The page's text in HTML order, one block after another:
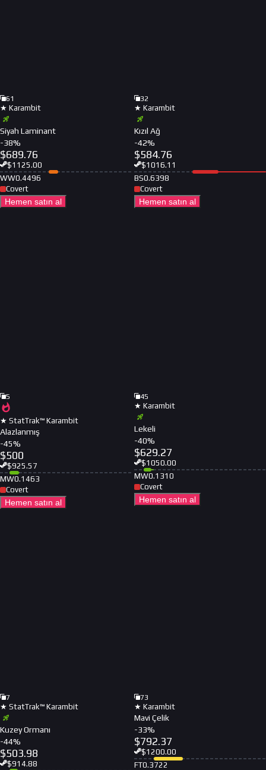
61
★ Karambit
Siyah Laminant
-38%
$689.76
$1125.00
WW0.4496
Covert
Hemen satın al
32
★ Karambit
Kızıl Ağ
-42%
$584.76
$1016.11
BS0.6398
Covert
Hemen satın al
5
★ StatTrak™ Karambit
Alazlanmış
-45%
$500
$925.57
MW0.1463
Covert
Hemen satın al
45
★ Karambit
Lekeli
-40%
$629.27
$1050.00
MW0.1310
Covert
Hemen satın al
7
★ StatTrak™ Karambit
Kuzey Ormanı
-44%
$503.98
$914.88
73
★ Karambit
Mavi Çelik
-33%
$792.37
$1200.00
FT0.3722